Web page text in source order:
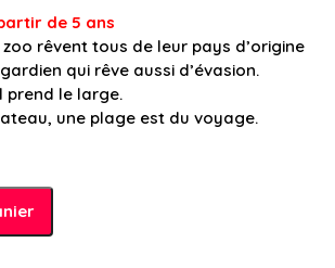
partir de 5 ans
rêvent tous de leur pays d’origine
qui rêve aussi d’évasion.
prend le large.
une plage est du voyage.